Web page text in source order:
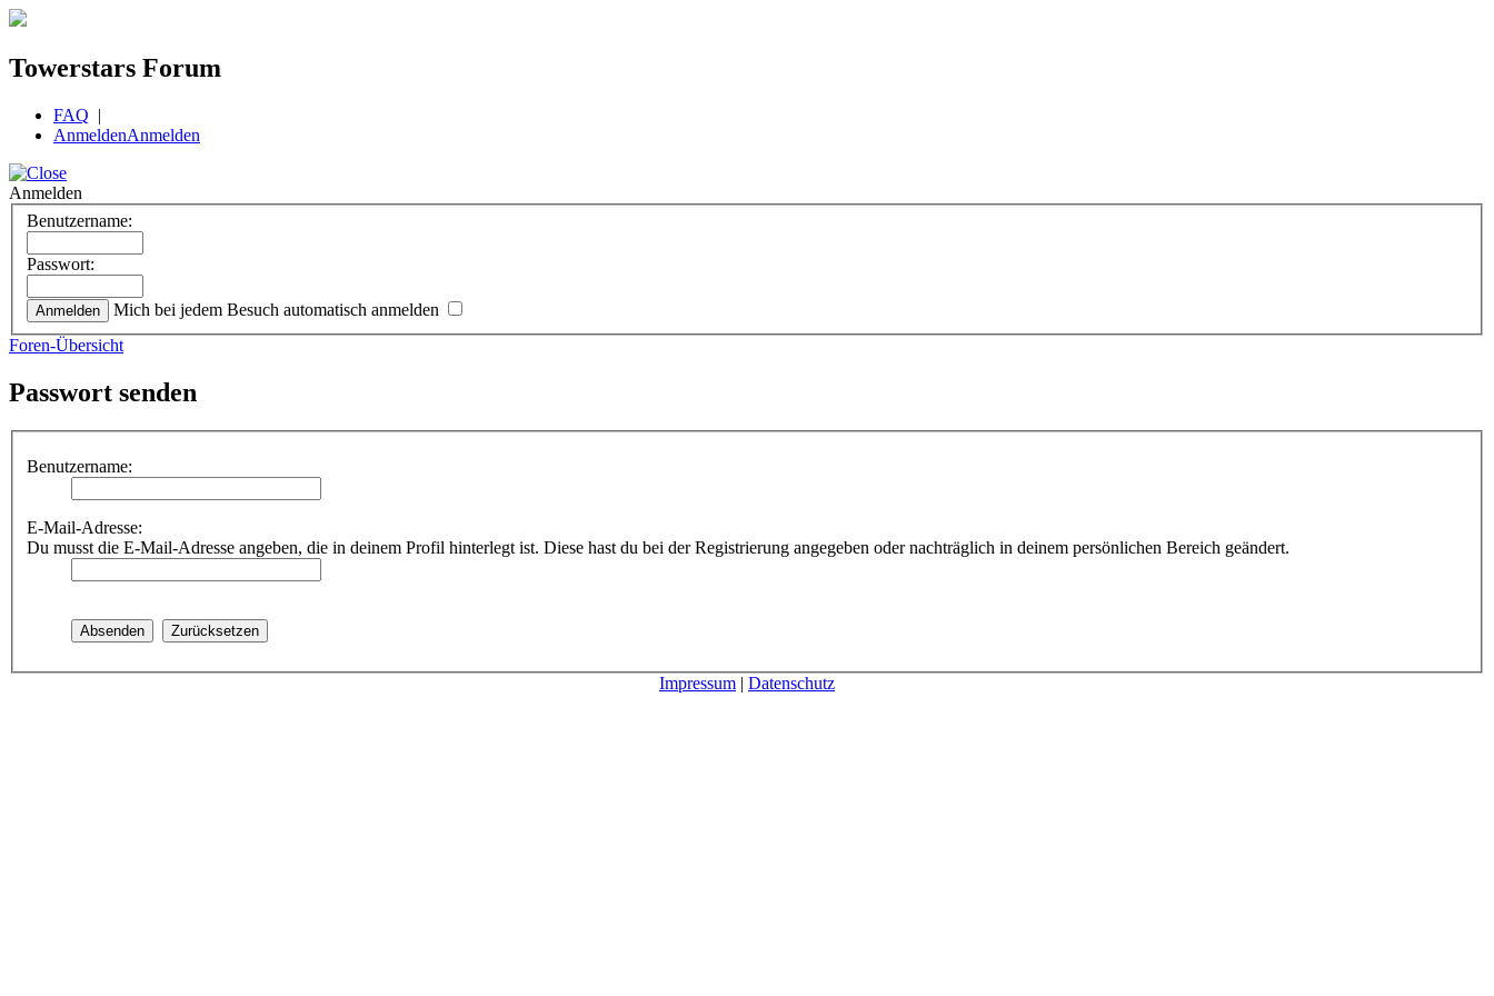
Towerstars Forum
FAQ |
AnmeldenAnmelden
Anmelden
Benutzername:
Passwort:
Mich bei jedem Besuch automatisch anmelden
Foren-Übersicht
Passwort senden
Benutzername:
E-Mail-Adresse:
Du musst die E-Mail-Adresse angeben, die in deinem Profil hinterlegt ist. Diese hast du bei der Registrierung angegeben oder nachträglich in deinem persönlichen Bereich geändert.
Impressum | Datenschutz